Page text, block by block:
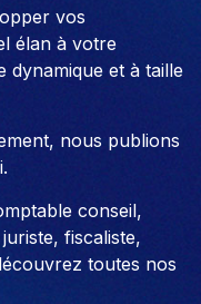
vos
élan à votre
dynamique et à taille
nous publions
conseil,
fiscaliste,
toutes nos